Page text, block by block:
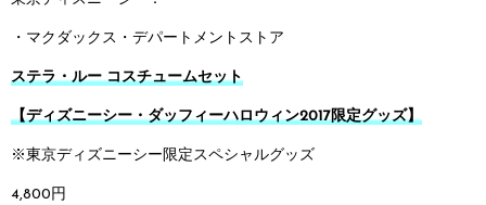
・マクダックス・デパートメントストア
ステラ・ルー コスチュームセット
【ディズニーシー・ダッフィーハロウィン2017限定グッズ】
※東京ディズニーシー限定スペシャルグッズ
4,800円